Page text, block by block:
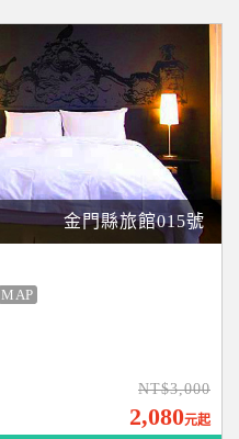
金門IN99精品旅館
近金門機場10分鐘~2人住宿
2183元起!
金門縣旅館015號
MAP
NT$3,000
2,080元起